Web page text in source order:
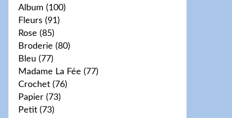
Album (100)
Fleurs (91)
Rose (85)
Broderie (80)
Bleu (77)
Madame La Fée (77)
Crochet (76)
Papier (73)
Petit (73)